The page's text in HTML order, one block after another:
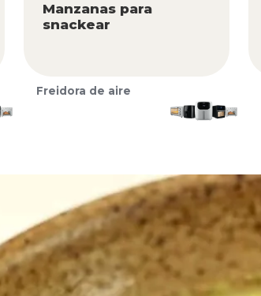
Manzanas para
snackear
Freidora de aire